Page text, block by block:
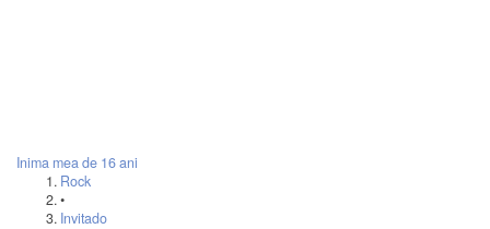
Inima mea de 16 ani
Rock
•
Invitado